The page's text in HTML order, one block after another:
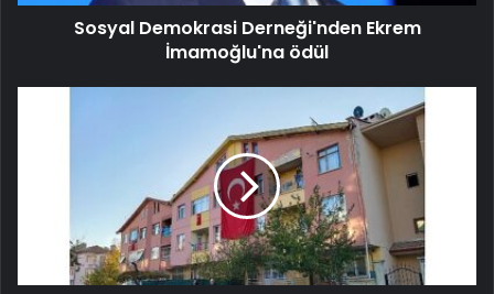
Sosyal Demokrasi Derneği'nden Ekrem
İmamoğlu'na ödül